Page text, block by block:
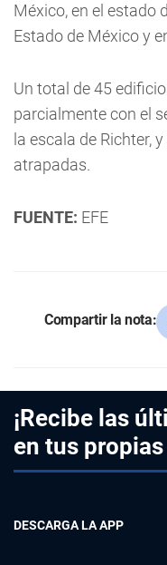
México, en el estado
Estado de México y
Un total de 45
parcialmente con el
la escala de Richter,
atrapadas.
FUENTE: EFE
Compartir la nota:
¡Recibe las
en tus
DESCARGA LA APP